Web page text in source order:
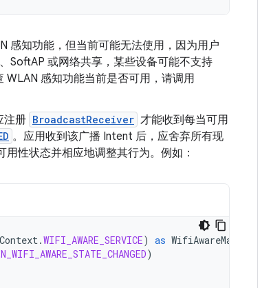
感知功能，但当前可能无法使用，因为用户
SoftAP 或网络共享，某些设备可能不支持
感知功能当前是否可用，请调用
注册 BroadcastReceiver 才能收到每当可用
。应用收到该广播 Intent 后，应舍弃所有现
性状态并相应地调整其行为。例如：
Context.WIFI_AWARE_SERVICE) as WifiAwareManager?
)